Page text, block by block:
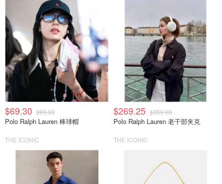
$69.30 $99.00
Polo Ralph Lauren 棒球帽
THE ICONIC
$269.25 $359.00
Polo Ralph Lauren 老干部夹克
THE ICONIC